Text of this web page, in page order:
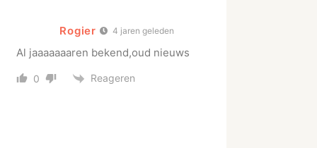
Rogier 4 jaren geleden
Al jaaaaaaaren bekend,oud nieuws
0 Reageren